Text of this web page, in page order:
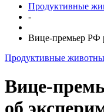
Продуктивные
-
Вице-премьер РФ
Продуктивные
Вице-